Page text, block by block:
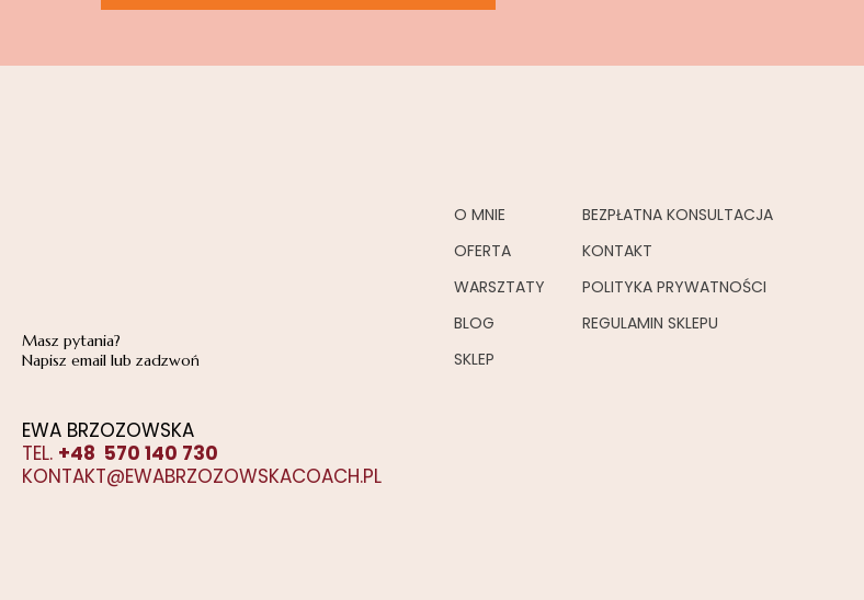
Masz pytania?
Napisz email lub zadzwoń
EWA BRZOZOWSKA
TEL. +48 570 140 730
KONTAKT@EWABRZOZOWSKACOACH.PL
O MNIE
OFERTA
WARSZTATY
BLOG
SKLEP
BEZPŁATNA KONSULTACJA
KONTAKT
POLITYKA PRYWATNOŚCI
REGULAMIN SKLEPU